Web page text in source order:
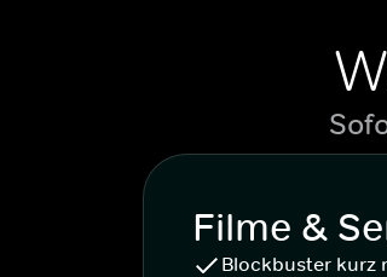
Filme &
Blockbuster kurz